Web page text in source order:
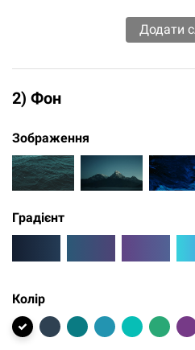
2) Фон
Зображення
Градієнт
Колір